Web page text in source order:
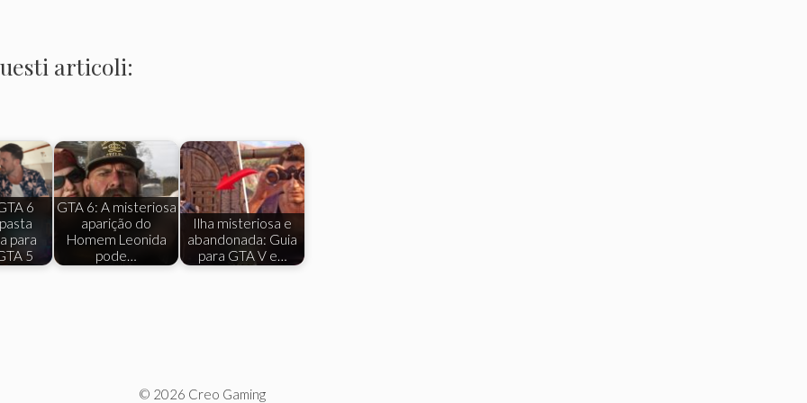
articoli:
6
para
5
GTA 6: A misteriosa
aparição do
Homem Leonida
pode…
Ilha misteriosa e
abandonada: Guia
para GTA V e…
© 2026 Creo Gaming